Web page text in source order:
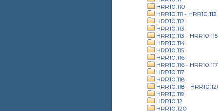
HRR10.110
HRR10.111 - HRR10.112
HRR10.112
HRR10.113
HRR10.113 - HRR10.115
HRR10.114
HRR10.115
HRR10.116
HRR10.116 - HRR10.117
HRR10.117
HRR10.118
HRR10.118 -
HRR10.119
HRR10.12
HRR10.120